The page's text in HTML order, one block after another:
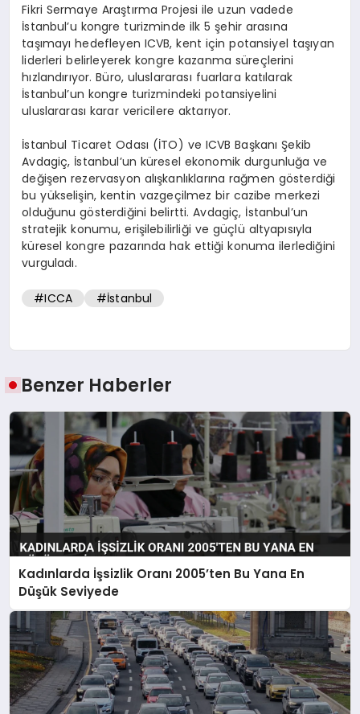
Fikri Sermaye Araştırma Projesi ile uzun vadede
İstanbul’u kongre turizminde ilk 5 şehir arasına
taşımayı hedefleyen ICVB, kent için potansiyel taşıyan
liderleri belirleyerek kongre kazanma süreçlerini
hızlandırıyor. Büro, uluslararası fuarlara katılarak
İstanbul’un kongre turizmindeki potansiyelini
uluslararası karar vericilere aktarıyor.
İstanbul Ticaret Odası (İTO) ve ICVB Başkanı Şekib
Avdagiç, İstanbul’un küresel ekonomik durgunluğa ve
değişen rezervasyon alışkanlıklarına rağmen gösterdiği
bu yükselişin, kentin vazgeçilmez bir cazibe merkezi
olduğunu gösterdiğini belirtti. Avdagiç, İstanbul’un
stratejik konumu, erişilebilirliği ve güçlü altyapısıyla
küresel kongre pazarında hak ettiği konuma ilerlediğini
vurguladı.
#ICCA #İstanbul
Benzer Haberler
Kadınlarda İşsizlik Oranı 2005’ten Bu Yana En
Düşük Seviyede